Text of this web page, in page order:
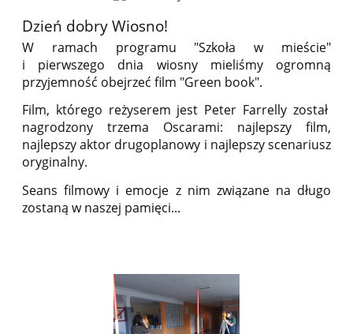
Dzień dobry Wiosno!
W ramach programu "Szkoła w mieście"
i pierwszego dnia wiosny mieliśmy ogromną
przyjemność obejrzeć film "Green book".
Film, którego reżyserem jest Peter Farrelly został
nagrodzony trzema Oscarami: najlepszy film,
najlepszy aktor drugoplanowy i najlepszy scenariusz
oryginalny.
Seans filmowy i emocje z nim związane na długo
zostaną w naszej pamięci...